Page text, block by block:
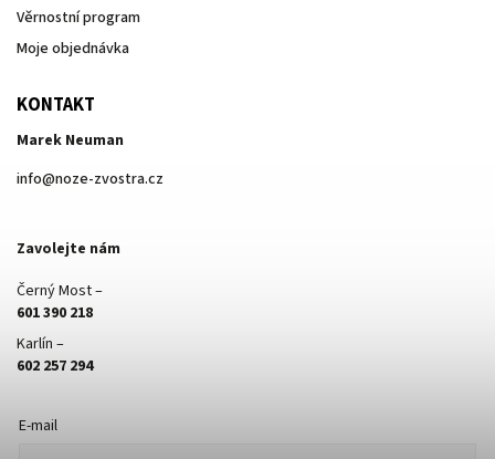
Věrnostní program
Moje objednávka
KONTAKT
Marek Neuman
info@noze-zvostra.cz
Zavolejte nám
Černý Most –
601 390 218
Karlín –
602 257 294
E-mail